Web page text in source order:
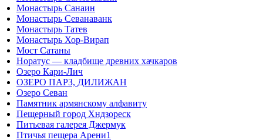
Монастырь Санаин
Монастырь Севанаванк
Монастырь Татев
Монастырь Хор-Вирап
Мост Сатаны
Норатус — кладбище древних хачкаров
Озеро Кари-Лич
ОЗЕРО ПАРЗ, ДИЛИЖАН
Озеро Севан
Памятник армянскому алфавиту
Пещерный город Хндзореск
Питьевая галерея Джермук
Птичья пещера Арени1